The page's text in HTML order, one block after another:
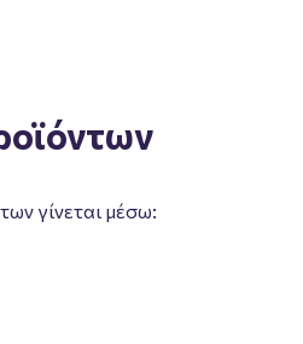
γίνεται μέσω: